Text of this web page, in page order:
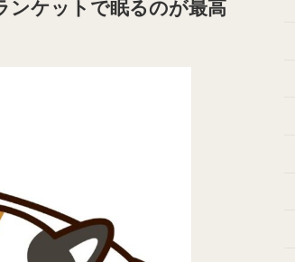
ンケットで眠るのが最高